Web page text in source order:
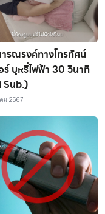
รณรงค์ทางโทรทัศน์
ร์ บุหรี่ไฟฟ้า 30 วินาที
ม 2567